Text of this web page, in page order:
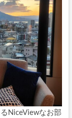
NiceViewなお部